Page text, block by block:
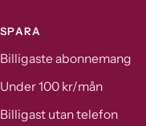
SPARA
Billigaste abonnemang
Under 100 kr/mån
Billigast utan telefon